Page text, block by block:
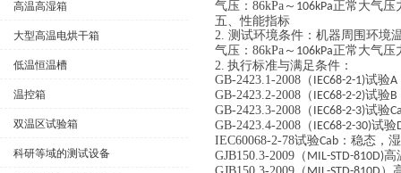
高温高湿箱
大型高温电烘干箱
低温恒温槽
温控箱
双温区试验箱
科研等域的测试设备
气压： 86kPa ～ 106kPa正常大气压
五、性能指标
2. 测试环境条件：机器周围环境
气压： 86kPa ～ 106kPa正常大气压
2. 执行标准与满足条件：
GB-2423.1-2008 （ IEC68-2-1)试验A
GB-2423.2-2008 （ IEC68-2-2)试验B
GB-2423.3-2008 （ IEC68-2-3)试验
GB-2423.4-2008 （ IEC68-2-30)试验
IEC60068-2-78试验Cab ：稳态，
GJB150.3-2009 （ MIL-STD-810D)高